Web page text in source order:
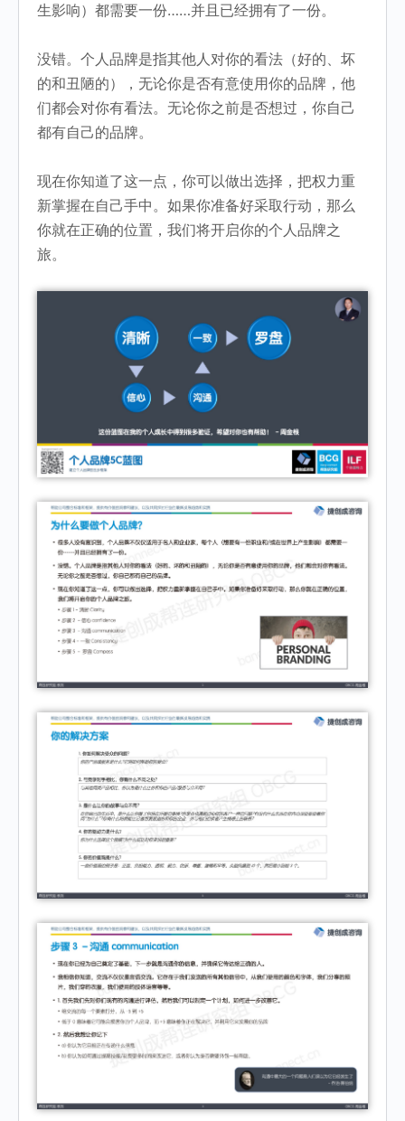
生影响）都需要一份……并且已经拥有了一份。
没错。个人品牌是指其他人对你的看法（好的、坏
的和丑陋的），无论你是否有意使用你的品牌，他
们都会对你有看法。无论你之前是否想过，你自己
都有自己的品牌。
现在你知道了这一点，你可以做出选择，把权力重
新掌握在自己手中。如果你准备好采取行动，那么
你就在正确的位置，我们将开启你的个人品牌之
旅。